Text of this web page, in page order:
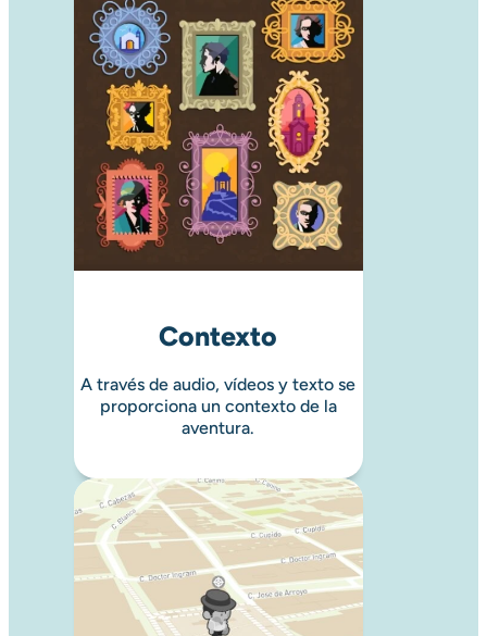
Contexto
A través de audio, vídeos y texto se
proporciona un contexto de la
aventura.